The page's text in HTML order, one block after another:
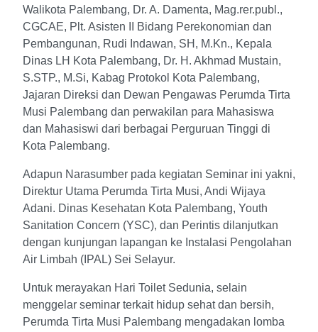
Walikota Palembang, Dr. A. Damenta, Mag.rer.publ.,
CGCAE, Plt. Asisten II Bidang Perekonomian dan
Pembangunan, Rudi Indawan, SH, M.Kn., Kepala
Dinas LH Kota Palembang, Dr. H. Akhmad Mustain,
S.STP., M.Si, Kabag Protokol Kota Palembang,
Jajaran Direksi dan Dewan Pengawas Perumda Tirta
Musi Palembang dan perwakilan para Mahasiswa
dan Mahasiswi dari berbagai Perguruan Tinggi di
Kota Palembang.
Adapun Narasumber pada kegiatan Seminar ini yakni,
Direktur Utama Perumda Tirta Musi, Andi Wijaya
Adani. Dinas Kesehatan Kota Palembang, Youth
Sanitation Concern (YSC), dan Perintis dilanjutkan
dengan kunjungan lapangan ke Instalasi Pengolahan
Air Limbah (IPAL) Sei Selayur.
Untuk merayakan Hari Toilet Sedunia, selain
menggelar seminar terkait hidup sehat dan bersih,
Perumda Tirta Musi Palembang mengadakan lomba